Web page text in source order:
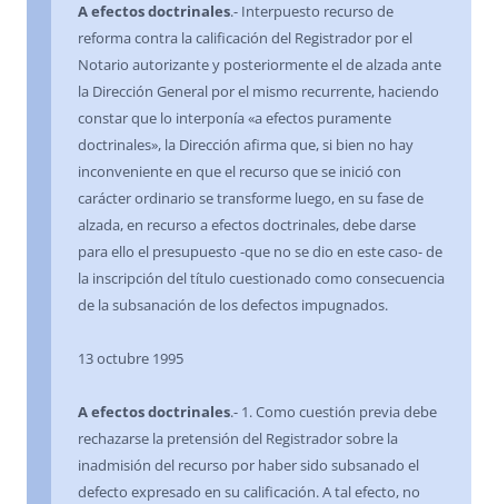
A efectos doctrinales.- Interpuesto recurso de
reforma contra la calificación del Registrador por el
Notario autorizante y posteriormente el de alzada ante
la Dirección General por el mismo recurrente, haciendo
constar que lo interponía «a efectos puramente
doctrinales», la Dirección afirma que, si bien no hay
inconveniente en que el recurso que se inició con
carácter ordinario se transforme luego, en su fase de
alzada, en recurso a efectos doctrinales, debe darse
para ello el presupuesto -que no se dio en este caso- de
la inscripción del título cuestionado como consecuencia
de la subsanación de los defectos impugnados.
13 octubre 1995
A efectos doctrinales.- 1. Como cuestión previa debe
rechazarse la pretensión del Registrador sobre la
inadmisión del recurso por haber sido subsanado el
defecto expresado en su calificación. A tal efecto, no